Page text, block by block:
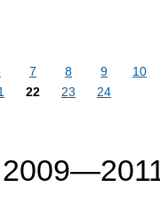
7 8 9
10
22 23 24